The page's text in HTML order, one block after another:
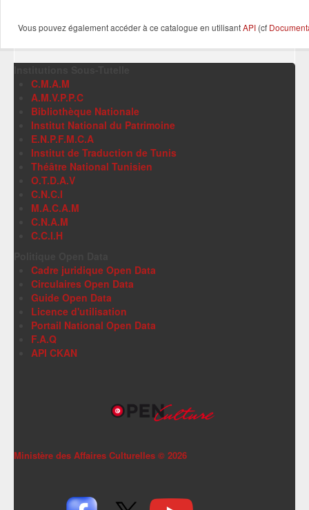
Vous pouvez également accéder à ce catalogue en utilisantAPI (cf
C.M.A.M
A.M.V.P.P.C
Bibliothèque Nationale
Institut National du Patrimoine
E.N.P.F.M.C.A
Institut de Traduction de Tunis
Théâtre National Tunisien
O.T.D.A.V
C.N.C.I
M.A.C.A.M
C.N.A.M
C.C.I.H
Cadre juridique Open Data
Circulaires Open Data
Guide Open Data
Licence d'utilisation
Portail National Open Data
F.A.Q
API CKAN
Ministère des Affaires Culturelles © 2026